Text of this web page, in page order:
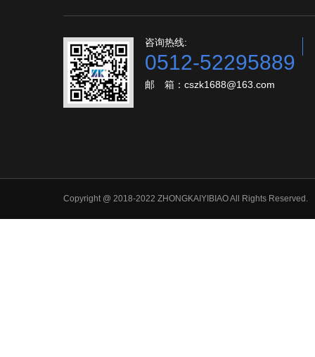
咨询热线:
0512-52295889
邮 箱：cszk1688@163.com
Copyright @ 2018-2022 ZHONGKAIYIBIAO All Rights